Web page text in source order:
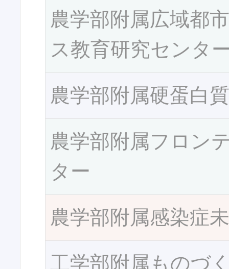
農学部附属広域都
ス教育研究センタ
農学部附属硬蛋白
農学部附属フロン
ター
農学部附属感染症
工学部附属ものづ